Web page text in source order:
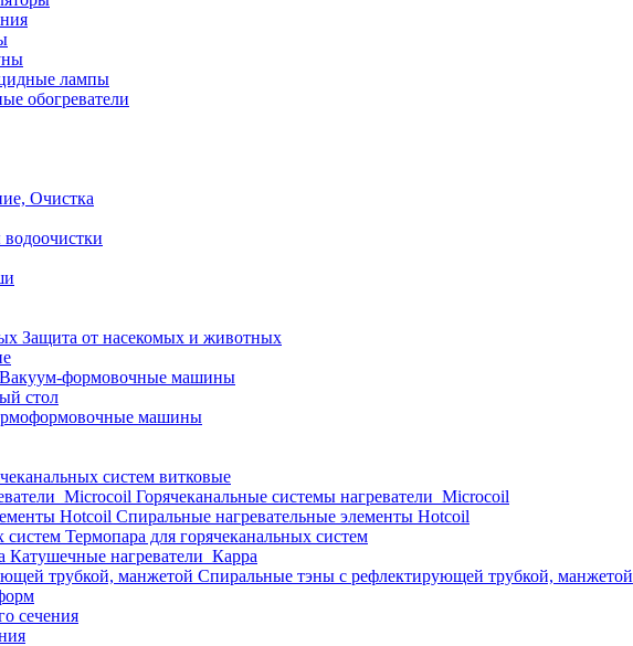
лампы
обогреватели
Очистка
Защита от насекомых и животных
Вакуум-формовочные машины
стол
машины
систем витковые
Горячеканальные системы нагреватели_Microcoil
Спиральные нагревательные элементы Hotcoil
Термопара для горячеканальных систем
Катушечные нагреватели_Карра
Спиральные тэны с рефлектирующей трубкой, манжетой
сечения